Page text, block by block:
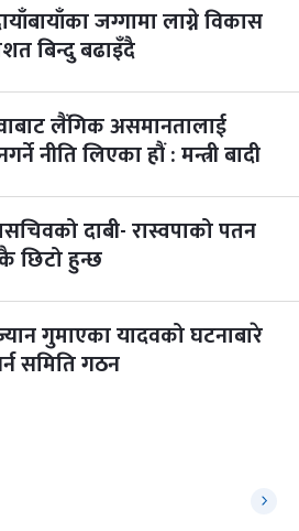
जग्गामा लाग्ने विकास
बिन्दु बढाइँदै
लैंगिक असमानतालाई
नीति लिएका हौं : मन्त्री बादी
दाबी- रास्वपाको पतन
छिटो हुन्छ
गुमाएका यादवको घटनाबारे
समिति गठन